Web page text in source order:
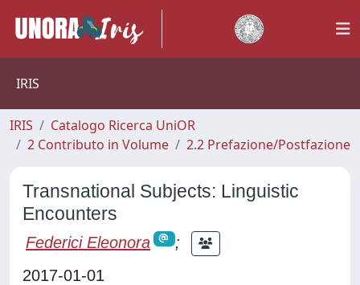
IRIS
IRIS
Catalogo Ricerca UniOR
2 Contributo in Volume
2.2 Prefazione/Postfazione
Transnational Subjects: Linguistic
Encounters
Federici Eleonora
;
2017-01-01